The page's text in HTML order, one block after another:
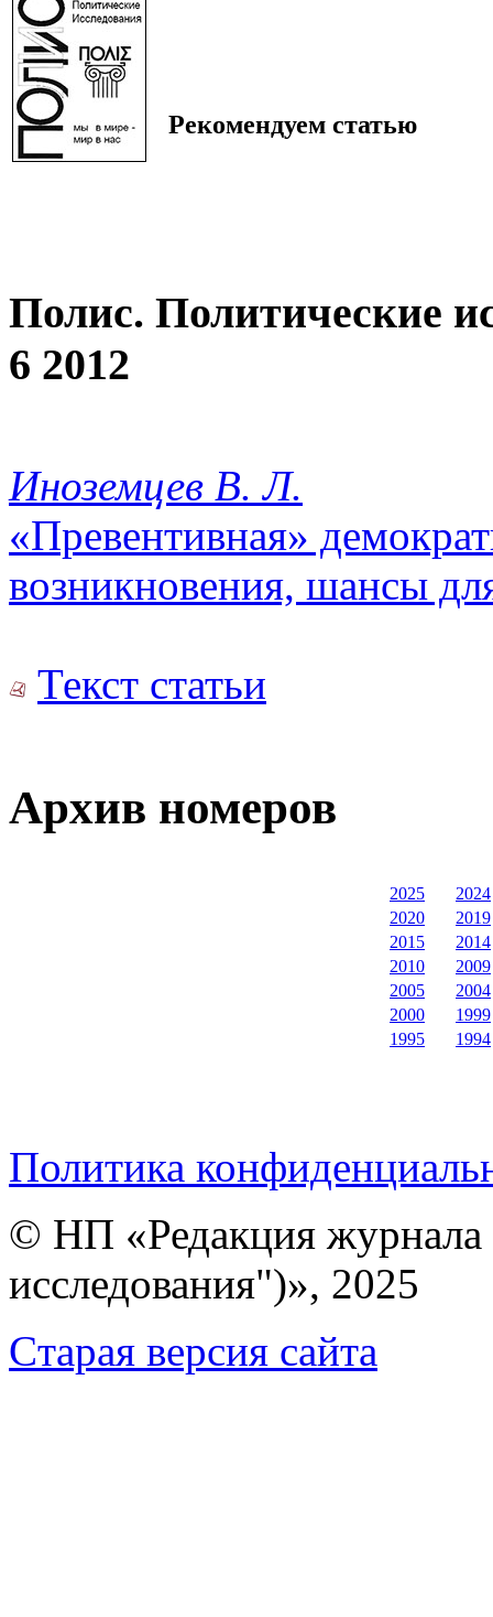
Рекомендуем статью
Полис. Политические
6 2012
Иноземцев В. Л.
«Превентивная»
возникновения, шансы
Текст статьи
Архив номеров
2025
2024
2020
2019
2015
2014
2010
2009
2005
2004
2000
1999
1995
1994
Политика
© НП «Редакция
исследования")», 2025
Cтарая версия сайта